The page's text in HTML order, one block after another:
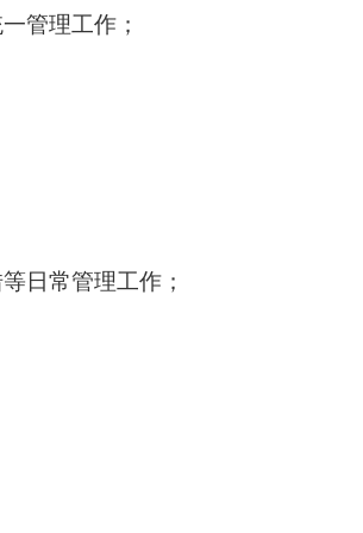
管理工作；
日常管理工作 ；